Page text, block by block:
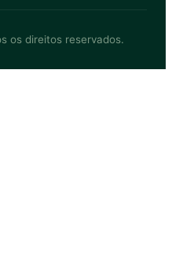
os direitos reservados.